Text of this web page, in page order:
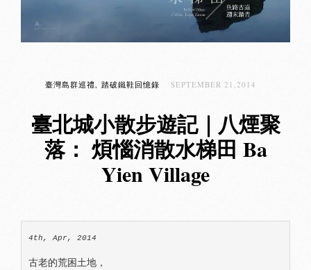
臺灣島群巡禮 踏破鐵鞋回憶錄 SEPTEMBER 21,2014
臺北城小散步遊記｜八煙聚
落： 煩惱消散水梯田 Ba
Yien Village
4th, Apr, 2014
古老的荒困土地，